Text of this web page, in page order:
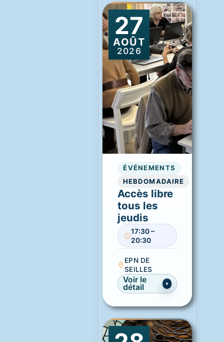
27
AOÛT
2026
ÉVÉNEMENTS
HEBDOMADAIRE
Accès libre
tous les
jeudis
17:30 –
20:30
EPN DE
SEILLES
Voir le
détail